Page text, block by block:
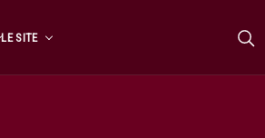
LE SITE